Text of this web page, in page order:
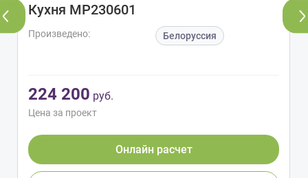
Кухня МР230601
Произведено: Белоруссия
224 200 руб.
Цена за проект
Онлайн расчет